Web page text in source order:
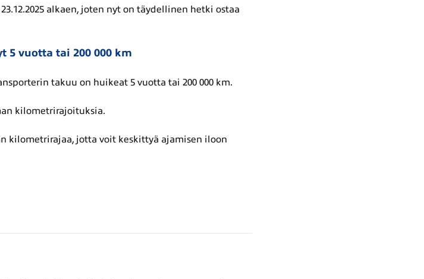
alkaen, joten nyt on täydellinen hetki ostaa
5 vuotta tai 200 000 km
takuu on huikeat 5 vuotta tai 200 000 km.
kilometrirajoituksia.
kilometrirajaa, jotta voit keskittyä ajamisen iloon